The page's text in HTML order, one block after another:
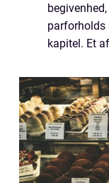
parforholds
kapitel. Et
skæringen